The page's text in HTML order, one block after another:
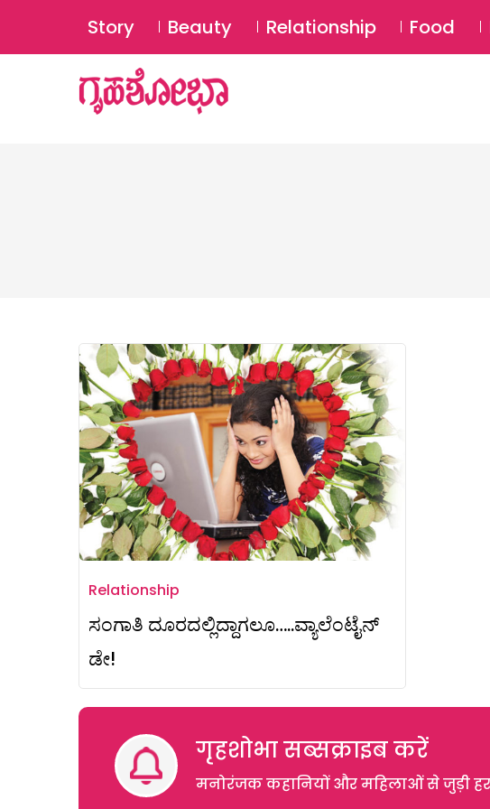
Story Beauty Relationship Food
Relationship
ಸಂಗಾತಿ ದೂರದಲ್ಲಿದ್ದಾಗಲೂ…..ವ್ಯಾಲೆಂಟೈನ್
ಡೇ!
गृहशोभा सब्सक्राइब करें
मनोरंजक कहानियों और महिलाओं से जुड़ी